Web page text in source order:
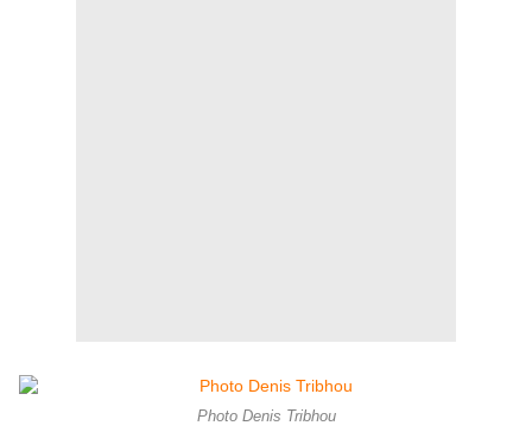
Photo Denis Tribhou